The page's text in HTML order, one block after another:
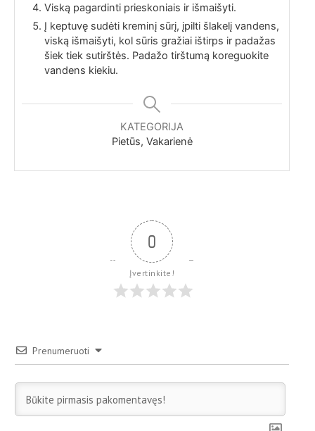
Viską pagardinti prieskoniais ir išmaišyti.
Į keptuvę sudėti kreminį sūrį, įpilti šlakelį vandens,
viską išmaišyti, kol sūris gražiai ištirps ir padažas
šiek tiek sutirštės. Padažo tirštumą koreguokite
vandens kiekiu.
KATEGORIJA
Pietūs, Vakarienė
0
Įvertinkite!
Prenumeruoti